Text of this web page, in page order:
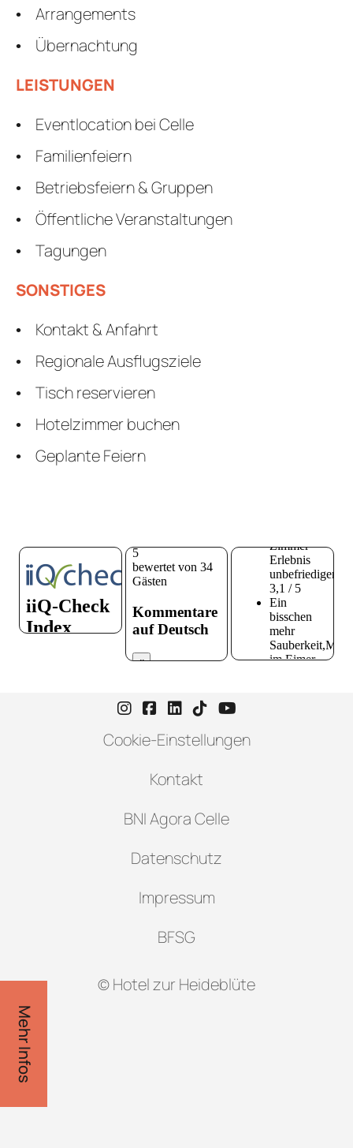
Mehr Infos
Arrangements
Übernachtung
LEISTUNGEN
Eventlocation bei Celle
Familienfeiern
Betriebsfeiern & Gruppen
Öffentliche Veranstaltungen
Tagungen
SONSTIGES
Kontakt & Anfahrt
Regionale Ausflugsziele
Tisch reservieren
Hotelzimmer buchen
Geplante Feiern
© Hotel zur Heideblüte
Cookie-Einstellungen
Kontakt
BNI Agora Celle
Datenschutz
Impressum
BFSG
Instagram-Seite von Hotel zur
Facebook-Seite von Hotel
LinkedIn-Seite von
TikTok-Seite von
YouTube-Seite